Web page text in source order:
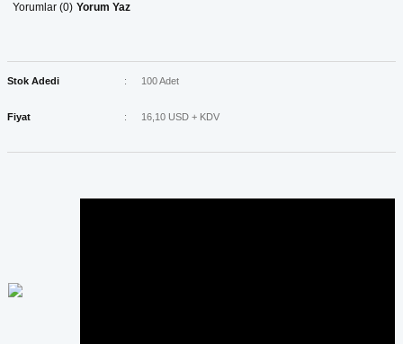
Yorumlar (0) Yorum Yaz
Stok Adedi 100 Adet
Fiyat 16,10 USD + KDV